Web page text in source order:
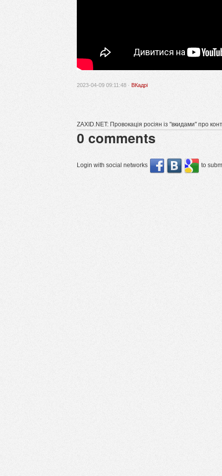
2023-04-09 09:11:48 · ВКадрі
ZAXID.NET: Провокація росіян із "вкидами" про
0 comments
Login with social networks to